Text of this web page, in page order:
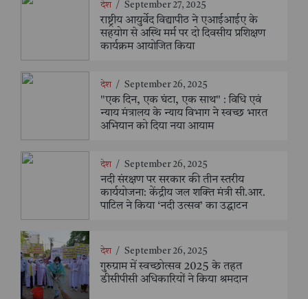
देश / September 27, 2025
राष्ट्रीय आयुर्वेद विद्यापीठ ने एआईआईए के
सहयोग से अस्थि मर्म पर दो दिवसीय प्रशिक्षण
कार्यक्रम आयोजित किया
देश / September 26, 2025
"एक दिन, एक घंटा, एक साथ" : विधि एवं
न्याय मंत्रालय के न्याय विभाग ने स्वच्छ भारत
अभियान को दिया नया आयाम
देश / September 26, 2025
नदी संरक्षण पर सरकार की तीन स्तरीय
कार्ययोजना: केंद्रीय जल शक्ति मंत्री सी.आर.
पाटिल ने किया ‘नदी उत्सव’ का उद्घाटन
देश / September 26, 2025
गुरुग्राम में स्वच्छोत्सव 2025 के तहत
डीसीपीसी अधिकारियों ने किया श्रमदान